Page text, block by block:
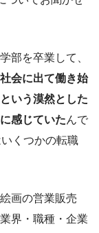
部を卒業して、
会に出て働き始
いう漠然とした
感じていたんで
くつかの転職
絵画の営業販売
業界・職種・企業